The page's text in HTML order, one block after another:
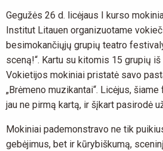
Gegužės 26 d. licėjaus I kurso
Institut Litauen organizuotame
besimokančiųjų grupių teatro
sceną!“. Kartu su kitomis 15 grupių
Vokietijos mokiniai pristatė savo
„Brėmeno muzikantai“. Licėjus,
jau ne pirmą kartą, ir šįkart pasirodė
Mokiniai pademonstravo ne tik
gebėjimus, bet ir kūrybiškumą,